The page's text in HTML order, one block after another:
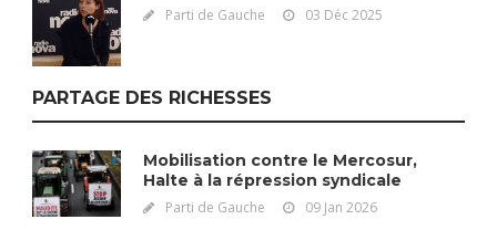
Parti de Gauche 03 Déc 2025
PARTAGE DES RICHESSES
Mobilisation contre le Mercosur,
Halte à la répression syndicale
Parti de Gauche 09 Jan 2026